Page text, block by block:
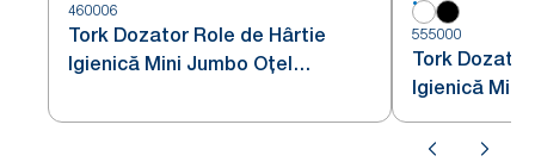
460006
Tork Dozator Role de Hârtie
Igienică Mini Jumbo Oțel
555000
Tork
Igienică Mini